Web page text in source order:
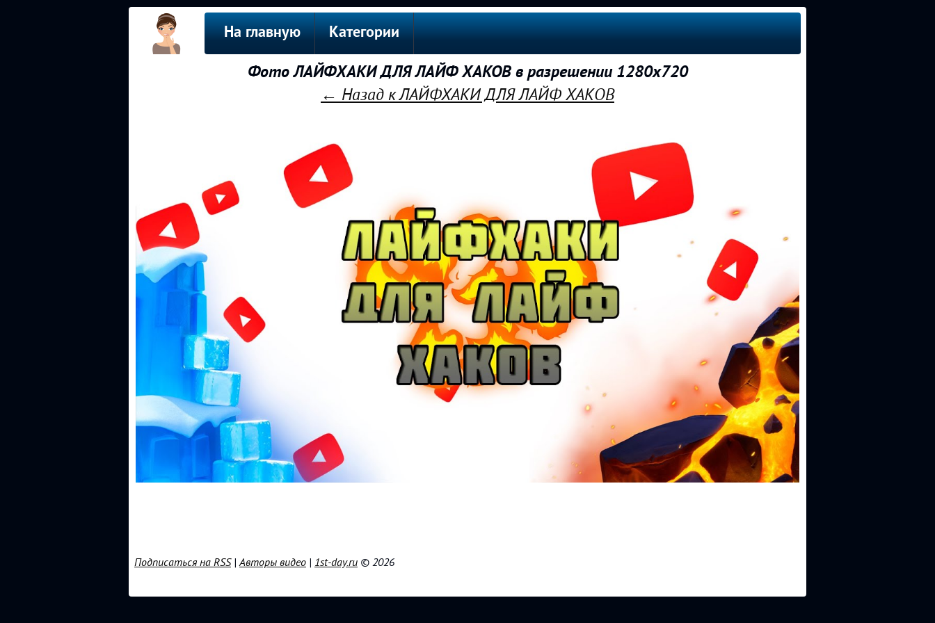
На главную Категории
Фото ЛАЙФХАКИ ДЛЯ ЛАЙФ ХАКОВ в разрешении 1280x720
← Назад к ЛАЙФХАКИ ДЛЯ ЛАЙФ ХАКОВ
Подписаться на RSS|Авторы видео | 1st-day.ru © 2026